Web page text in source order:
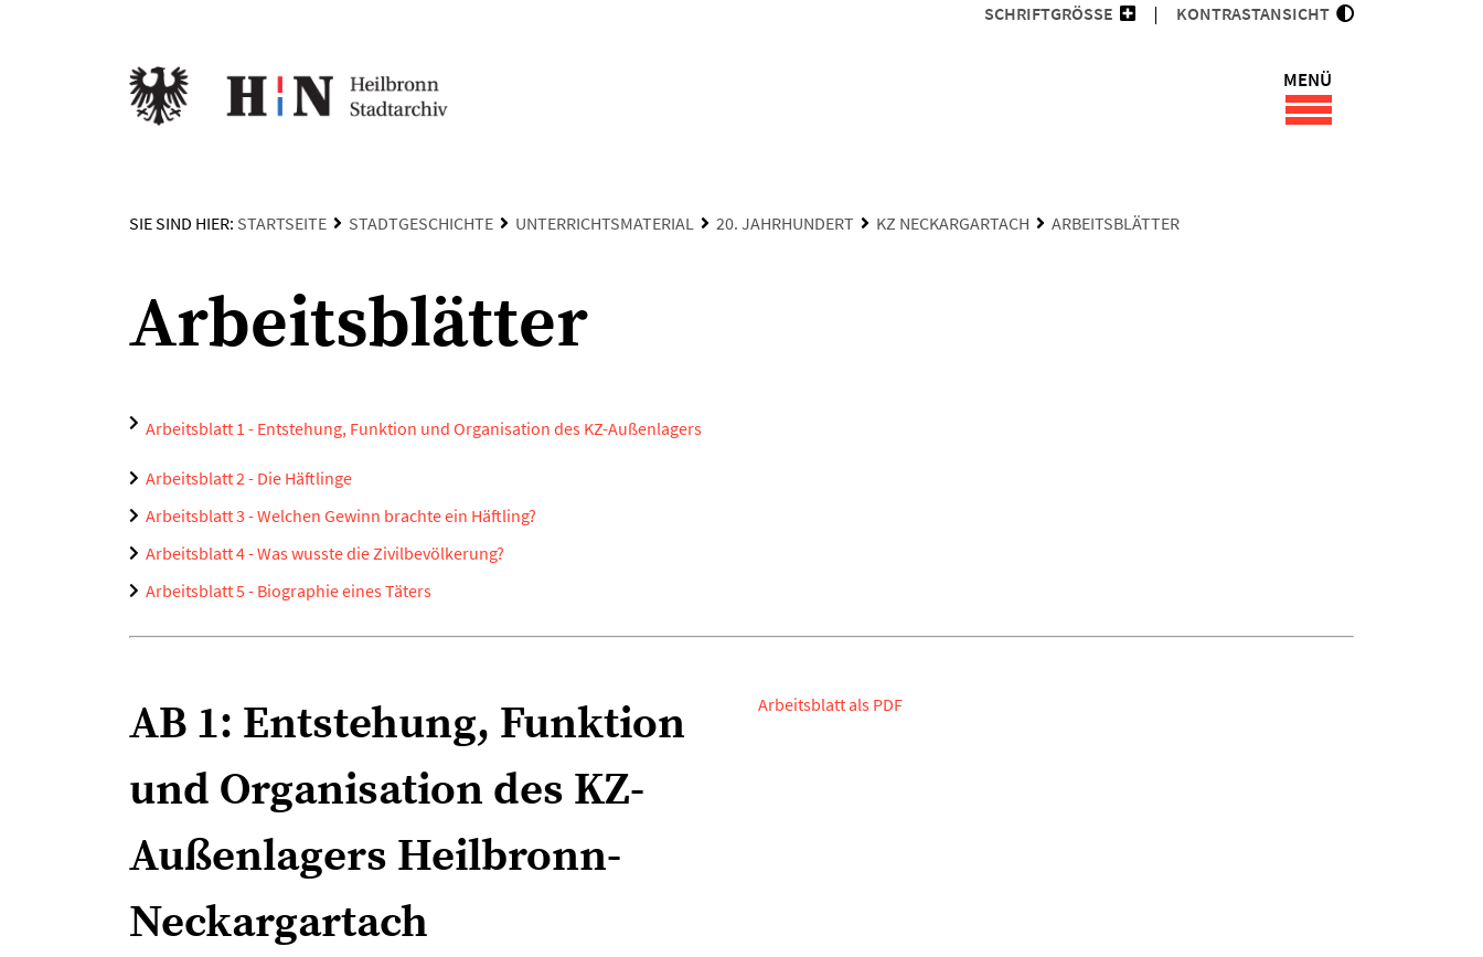
SCHRIFTGRÖSSE KONTRASTANSICHT
MENÜ
SIE SIND HIER: STARTSEITE STADTGESCHICHTE UNTERRICHTSMATERIAL 20. JAHRHUNDERT KZ NECKARGARTACH ARBEITSBLÄTTER
Arbeitsblätter
Arbeitsblatt 1 - Entstehung, Funktion und Organisation des KZ-Außenlagers
Arbeitsblatt 2 - Die Häftlinge
Arbeitsblatt 3 - Welchen Gewinn brachte ein Häftling?
Arbeitsblatt 4 - Was wusste die Zivilbevölkerung?
Arbeitsblatt 5 - Biographie eines Täters
AB 1: Entstehung, Funktion
und Organisation des KZ-
Außenlagers Heilbronn-
Neckargartach
Arbeitsblatt als PDF